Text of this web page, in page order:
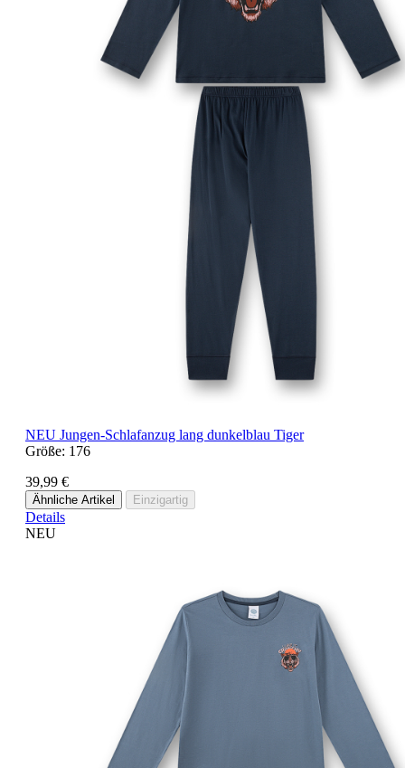
NEU Jungen-Schlafanzug lang dunkelblau Tiger
Größe: 176
39,99 €
Ähnliche Artikel Einzigartig
Details
NEU